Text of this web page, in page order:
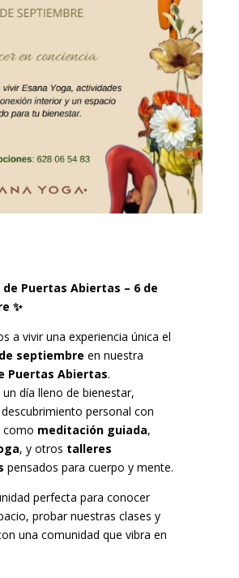
de Puertas Abiertas – 6 de
✨
a vivir una experiencia única el
septiembre en nuestra
Puertas Abiertas.
día lleno de bienestar,
personal con
como meditación guiada,
, y otros talleres
pensados para cuerpo y mente.
perfecta para conocer
probar nuestras clases y
una comunidad que vibra en